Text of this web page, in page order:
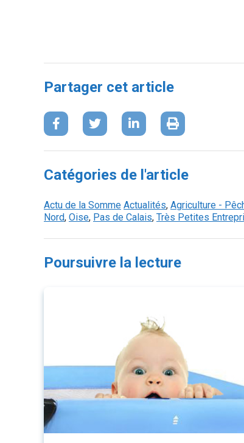
Partager cet article
Catégories de l'article
Actu de la Somme Actualités, Agriculture -
Nord, Oise, Pas de Calais, Très Petites
Poursuivre la lecture